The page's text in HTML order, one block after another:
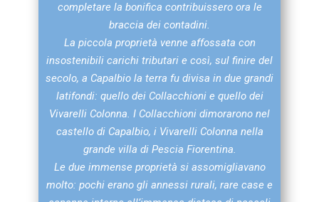
completare la bonifica contribuissero ora le
braccia dei contadini.
La piccola proprietà venne affossata con
insostenibili carichi tributari e così, sul finire del
secolo, a Capalbio la terra fu divisa in due grandi
latifondi: quello dei Collacchioni e quello dei
Vivarelli Colonna. I Collacchioni dimorarono nel
castello di Capalbio, i Vivarelli Colonna nella
grande villa di Pescia Fiorentina.
Le due immense proprietà si assomigliavano
molto: pochi erano gli annessi rurali, rare case e